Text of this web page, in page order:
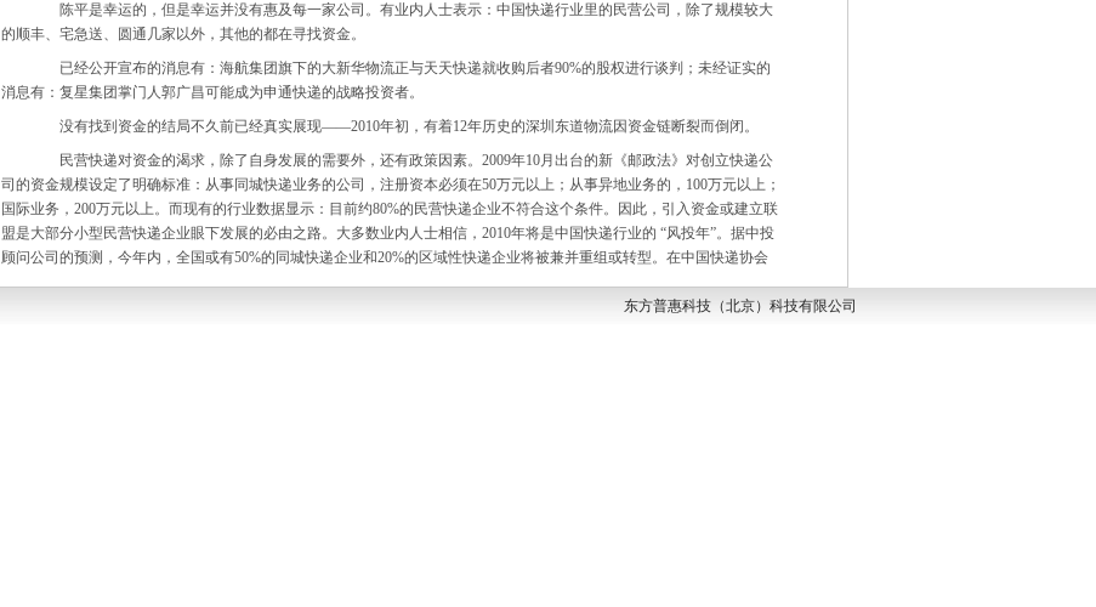
陈平是幸运的，但是幸运并没有惠及每一家公司。有业内人士表示：中国快递行业里的民营公司，除了规模较大
的顺丰、宅急送、圆通几家以外，其他的都在寻找资金。
已经公开宣布的消息有：海航集团旗下的大新华物流正与天天快递就收购后者90%的股权进行谈判；未经证实的
消息有：复星集团掌门人郭广昌可能成为申通快递的战略投资者。
没有找到资金的结局不久前已经真实展现——2010年初，有着12年历史的深圳东道物流因资金链断裂而倒闭。
民营快递对资金的渴求，除了自身发展的需要外，还有政策因素。2009年10月出台的新《邮政法》对创立快递公
司 的资金规模设定了明确标准：从事同城快递业务的公司，注册资本必须在50万元以上；从事异地业务的，100万元以上；
国际业务，200万元以上。而现有的行业数据显示：目前约80%的民营快递企业不符合这个条件。因此，引入资金或建立联
盟是大部分小型民营快递企业眼下发展的必由之路。大多数业内人士相信，2010年将是中国快递行业的 “风投年”。据中投
顾问公司的预测，今年内，全国或有50%的同城快递企业和20%的区域性快递企业将被兼并重组或转型。在中国快递协会
空间很大。去年新《邮政法》实施后，这个行业有了正式的法律地位，业外资金进入更有安全感。”东方普惠科技（北京）科技有限公司